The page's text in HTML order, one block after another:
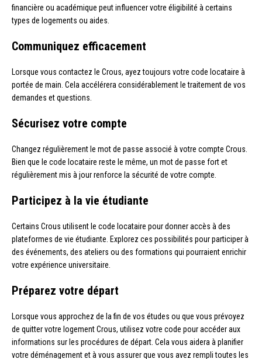
financière ou académique peut influencer votre éligibilité à certains
types de logements ou aides.
Communiquez efficacement
Lorsque vous contactez le Crous, ayez toujours votre code locataire à
portée de main. Cela accélérera considérablement le traitement de vos
demandes et questions.
Sécurisez votre compte
Changez régulièrement le mot de passe associé à votre compte Crous.
Bien que le code locataire reste le même, un mot de passe fort et
régulièrement mis à jour renforce la sécurité de votre compte.
Participez à la vie étudiante
Certains Crous utilisent le code locataire pour donner accès à des
plateformes de vie étudiante. Explorez ces possibilités pour participer à
des événements, des ateliers ou des formations qui pourraient enrichir
votre expérience universitaire.
Préparez votre départ
Lorsque vous approchez de la fin de vos études ou que vous prévoyez
de quitter votre logement Crous, utilisez votre code pour accéder aux
informations sur les procédures de départ. Cela vous aidera à planifier
votre déménagement et à vous assurer que vous avez rempli toutes les